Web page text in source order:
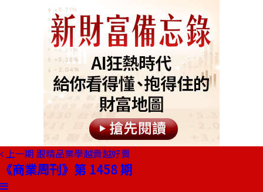
上一期 跟精品業學越貴越好賣
《商業周刊》第 1458 期